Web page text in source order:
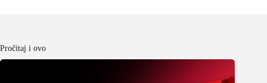
Pročitaj i ovo